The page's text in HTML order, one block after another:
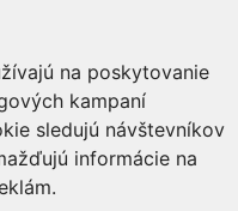
na poskytovanie
kampaní
sledujú návštevníkov
informácie na